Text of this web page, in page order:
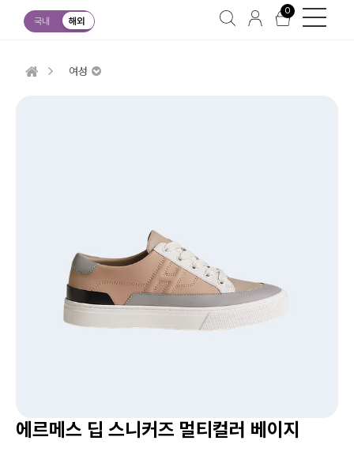
국내 해외
0
여성
에르메스 딥 스니커즈 멀티컬러 베이지